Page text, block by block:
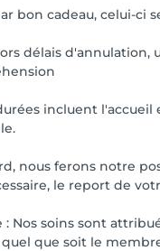
bon cadeau, celui-ci
délais
incluent
nous ferons notre
le report de
: Nos soins sont
que soit le